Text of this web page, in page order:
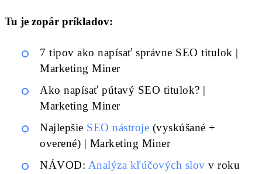
Tu je zopár príkladov:
7 tipov ako napísať správne SEO titulok |
Marketing Miner
Ako napísať pútavý SEO titulok? |
Marketing Miner
Najlepšie SEO nástroje (vyskúšané +
overené) | Marketing Miner
NÁVOD: Analýza kľúčových slov v roku